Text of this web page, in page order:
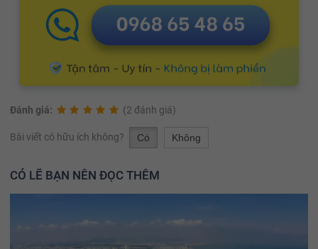
Đánh giá: (2 đánh giá)
Bài viết có hữu ích không? Có Không
CÓ LẼ BẠN NÊN ĐỌC THÊM